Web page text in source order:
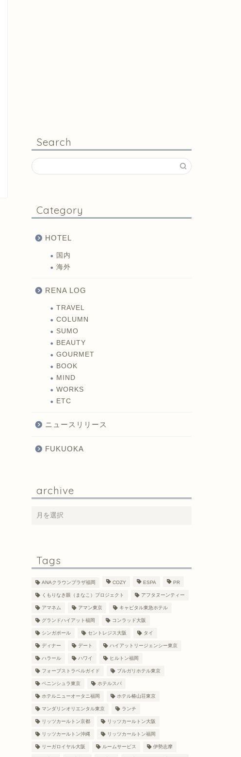
Search
Category
HOTEL
国内
海外
RENA LOG
TRAVEL
COLUMN
SUMO
BEAUTY
GOURMET
BOOK
MIND
WORKS
ETC
ニュースリリース
FUKUOKA
archive
Tags
ANAクラウンプラザ福岡 COZY ESPA PR
くもりなき眼（まなこ）プロジェクト アフタヌーンティー
アマネム アマン東京 キャピタル東急ホテル
グランドハイアット福岡 コンラッド大阪
シンガポール セントレジス大阪 タイ
ディナー デート ハイアットリージェンシー東京
ハラール ハワイ ヒルトン福岡
フォーブストラベルガイド ブルガリホテル東京
ペニンシュラ東京 ホテルスパ
ホテルニューオータニ福岡 ホテル椿山荘東京
マンダリンオリエンタル東京 ランチ
リッツカールトン京都 リッツカールトン大阪
リッツカールトン沖縄 リッツカールトン福岡
リーガロイヤル大阪 ルームサービス 伊勢志摩